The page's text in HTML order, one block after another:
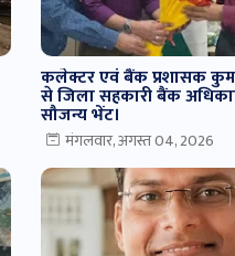
कलेक्टर एवं बैंक प्रशासक
से जिला सहकारी बैंक
सौजन्य भेंट।
मंगलवार, अगस्त 04, 2026